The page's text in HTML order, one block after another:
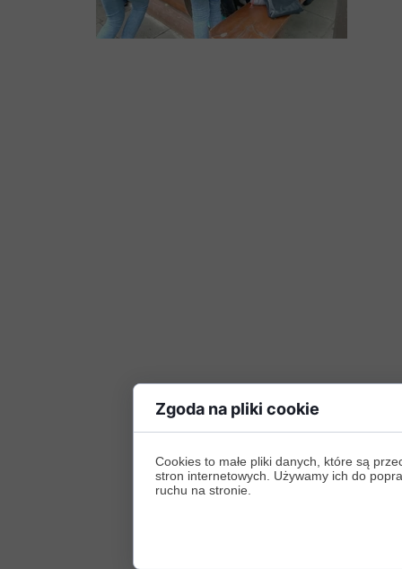
Zgoda na pliki cookie
Cookies to małe pliki danych, które są
stron internetowych. Używamy ich do
ruchu na stronie.